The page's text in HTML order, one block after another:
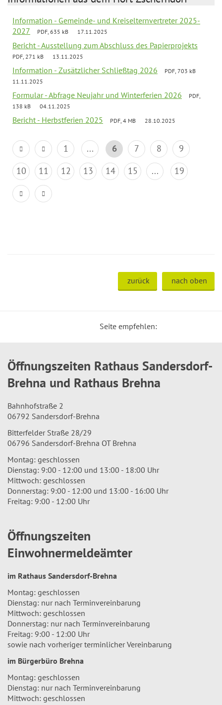
Information - Gemeinde- und Kreiselternvertreter 2025-
2027
PDF, 635 kB 17.11.2025
Bericht - Ausstellung zum Abschluss des Papierprojekts
PDF, 271 kB 13.11.2025
Information - Zusätzlicher Schließtag 2026
PDF, 703 kB
11.11.2025
Formular - Abfrage Neujahr und Winterferien 2026
PDF,
138 kB
04.11.2025
Bericht - Herbstferien 2025 PDF, 4 MB 28.10.2025
1 ... 6 7 8
9
10
11 12 13 14 15 ... 19
zurück nach oben
Seite empfehlen:
Öffnungszeiten Rathaus Sandersdorf-
Brehna und Rathaus Brehna
Bahnhofstraße 2
06792 Sandersdorf-Brehna
Bitterfelder Straße 28/29
06796 Sandersdorf-Brehna OT Brehna
Montag: geschlossen
Dienstag: 9:00 - 12:00 und 13:00 - 18:00 Uhr
Mittwoch: geschlossen
Donnerstag: 9:00 - 12:00 und 13:00 - 16:00 Uhr
Freitag: 9:00 - 12:00 Uhr
Öffnungszeiten
Einwohnermeldeämter
im Rathaus Sandersdorf-Brehna
Montag: geschlossen
Dienstag: nur nach Terminvereinbarung
Mittwoch: geschlossen
Donnerstag: nur nach Terminvereinbarung
Freitag: 9:00 - 12:00 Uhr
sowie nach vorheriger terminlicher Vereinbarung
im Bürgerbüro Brehna
Montag: geschlossen
Dienstag: nur nach Terminvereinbarung
Mittwoch: geschlossen